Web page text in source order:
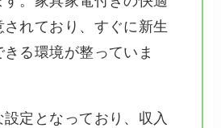
れており、すぐに新生
る環境が整っていま
定となっており、収入